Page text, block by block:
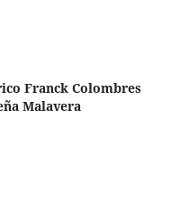
Franck Colombres
Malavera